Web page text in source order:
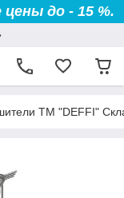
до - 15 %.
TM "DEFFI"